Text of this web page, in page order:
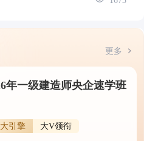
更多
年一级建造师央企速学班
引擎 大V领衔